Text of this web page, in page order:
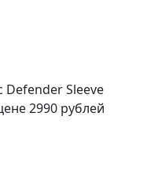
Defender Sleeve
2990 рублей